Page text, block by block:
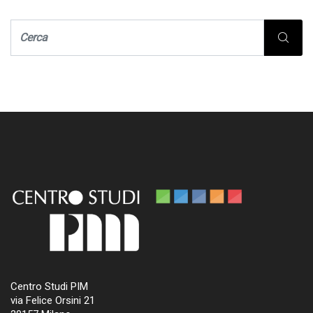
Centro Studi PIM
via Felice Orsini 21